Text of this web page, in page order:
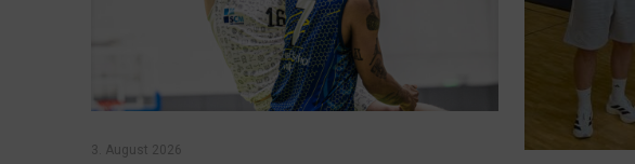
3. August 2026